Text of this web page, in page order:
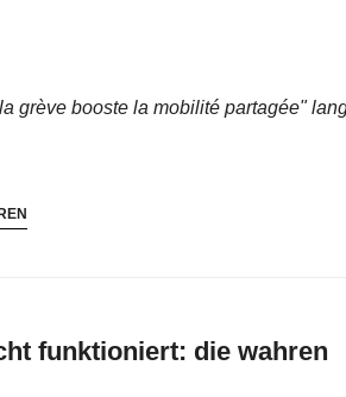
grève booste la mobilité partagée"
funktioniert: die wahren